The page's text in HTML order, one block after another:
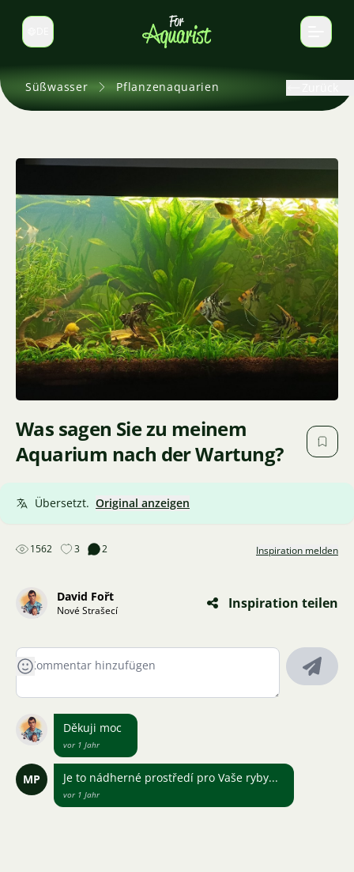
Sprache wechseln
Süßwasser Pflanzenaquarien
Was sagen Sie zu meinem
Aquarium nach der Wartung?
Übersetzt. Original anzeigen
1562 3 2 Inspiration melden
David Fořt
Nové Strašecí Inspiration teilen
Děkuji moc
vor 1 Jahr
MP Je to nádherné prostředí pro Vaše ryby...
vor 1 Jahr